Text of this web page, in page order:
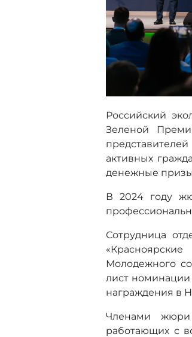
Российский
Зеленой
активных
денежные
В 2024 году
Сотрудница
Молодежного
лист номинации
награждения в
Членами жюри
работающих с